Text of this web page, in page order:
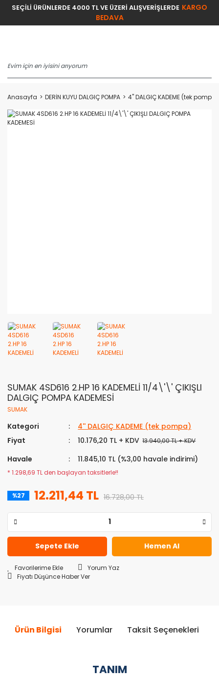
SEÇİLİ ÜRÜNLERDE 4000 TL VE ÜZERİ ALIŞVERİŞLERDE KARGO
BEDAVA
Anasayfa DERİN KUYU DALGIÇ POMPA 4'' DALGIÇ KADEME (tek pompa)
SUMAK 4SD616 2.HP 16 KADEMELİ 11/4\'\' ÇIKIŞLI
DALGIÇ POMPA KADEMESİ
SUMAK
Kategori
4'' DALGIÇ KADEME (tek pompa)
Fiyat
10.176,20 TL + KDV 13.940,00 TL + KDV
Havale 11.845,10 TL (%3,00 havale indirimi)
* 1.298,69 TL den başlayan taksitlerle!!
%27 12.211,44 TL 16.728,00 TL
Sepete Ekle Hemen Al
Yorum Yaz
Fiyatı Düşünce Haber Ver
Ürün Bilgisi Yorumlar Taksit Seçenekleri
TANIM